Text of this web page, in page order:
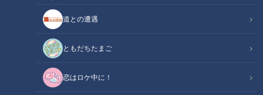
道との遭遇
ともだちたまご
恋はロケ中に！
CBCテレビ『地名しりとり』
この記事の画像（全5枚）